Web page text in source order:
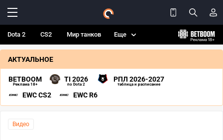
Dota 2 CS2 Мир танков Еще
АКТУАЛЬНОЕ
BETBOOM
Реклама 18+
TI 2026
по Dota 2
РПЛ 2026-2027
таблица и расписание
EWC CS2 EWC R6
Видео